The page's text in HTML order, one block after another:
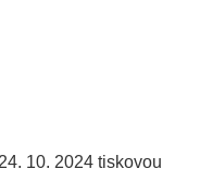
10. 2024 tiskovou